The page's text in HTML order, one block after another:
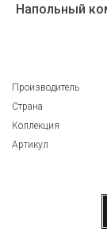
Напольный
Производитель
Страна
Коллекция
Артикул